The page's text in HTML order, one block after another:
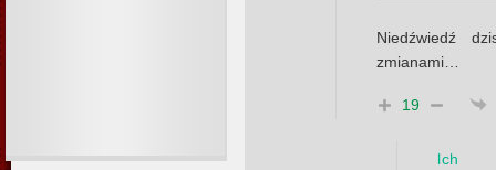
Niedźwiedź
zmianami…
19
lch